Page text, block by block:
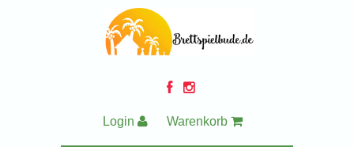
Login Warenkorb